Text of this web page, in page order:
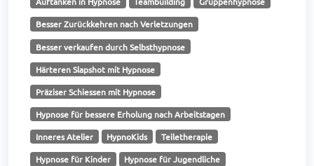
Besser Zurückkehren nach Verletzungen
Besser verkaufen durch Selbsthypnose
Härteren Slapshot mit Hypnose
Präziser Schiessen mit Hypnose
Hypnose für bessere Erholung nach Arbeitstagen
Inneres Atelier HypnoKids Teiletherapie
Hypnose für Kinder Hypnose für Jugendliche